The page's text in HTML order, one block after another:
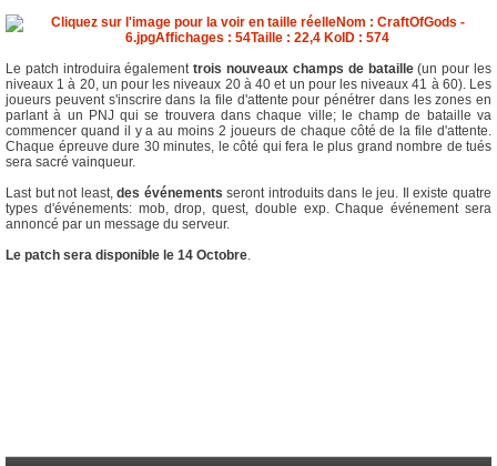
Le patch introduira égalementtrois nouveaux champs de bataille(un pour les
niveaux 1 à 20, un pour les niveaux 20 à 40 et un pour les niveaux 41 à 60). Les
joueurs peuvent s'inscrire dans la file d'attente pour pénétrer dans les zones en
parlant à un PNJ qui se trouvera dans chaque ville; le champ de bataille va
commencer quand il y a au moins 2 joueurs de chaque côté de la file d'attente.
Chaque épreuve dure 30 minutes, le côté qui fera le plus grand nombre de tués
sera sacré vainqueur.
Last but not least,des événements seront introduits dans le jeu. Il existe quatre
types d'événements: mob, drop, quest, double exp. Chaque événement sera
annoncé par un message du serveur.
Le patch sera disponible le 14 Octobre.